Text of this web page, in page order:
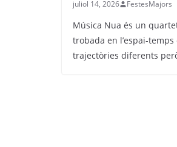
juliol 14, 2026 FestesMajors
Música Nua és un
trobada en l’espai-
trajectòries diferents